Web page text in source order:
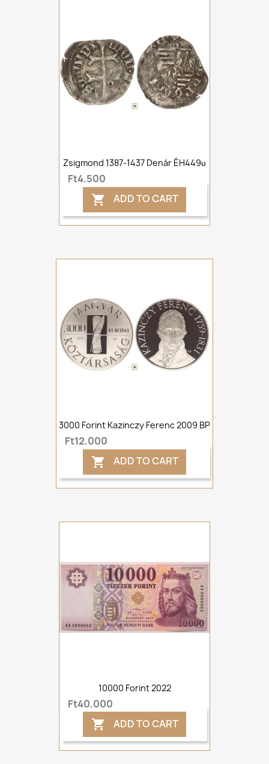
Zsigmond 1387-1437 Denár ÉH449υ
Ft4,500
 ADD TO CART
3000 Forint Kazinczy Ferenc 2009 BP
Ft12,000
 ADD TO CART
10000 Forint 2022
Ft40,000
 ADD TO CART